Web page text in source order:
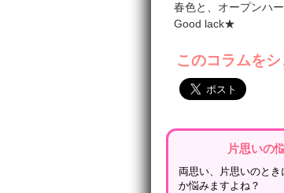
春色と、オープンハ
Good lack★
このコラムを
片思いの
両思い、片思いのと
か悩みますよね？